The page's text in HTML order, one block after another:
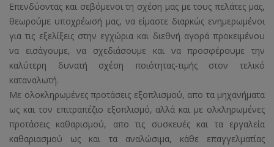
Επενδύοντας και σεβόμενοι τη σχέση μας με τους πελάτες μας,
θεωρούμε υποχρέωσή μας, να είμαστε διαρκώς ενημερωμένοι
για τις εξελίξεις στην εγχώρια και διεθνή αγορά προκειμένου
να εισάγουμε, να σχεδιάσουμε και να προσφέρουμε την
καλύτερη δυνατή σχέση ποιότητας-τιμής στον τελικό
καταναλωτή.
Με ολοκληρωμένες προτάσεις εξοπλισμού, απο τα μηχανήματα
ως και τον επιτραπέζιο εξοπλισμό, αλλά και με ολκληρωμένες
προτάσεις καθαρισμού, απο τις συσκευές και τα εργαλεία
καθαριασμού ως και τα αναλώσιμα, κάθε επαγγελματίας